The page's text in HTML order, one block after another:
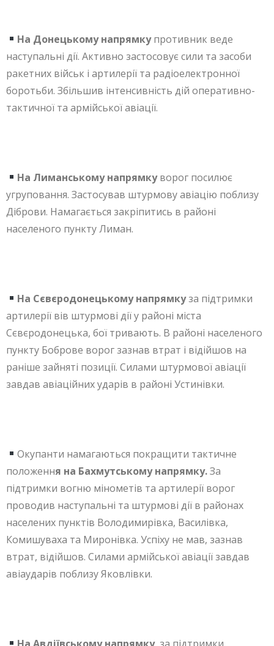
На Донецькому напрямкупротивник веде
наступальні дії. Активно застосовує сили та засоби
ракетних військ і артилерії та радіоелектронної
боротьби. Збільшив інтенсивність дій оперативно-
тактичної та армійської авіації.
На Лиманському напрямкуворог посилює
угруповання. Застосував штурмову авіацію поблизу
Діброви. Намагається закріпитись в районі
населеного пункту Лиман.
На Сєвєродонецькому напрямкуза підтримки
артилерії вів штурмові дії у районі міста
Сєвєродонецька, бої тривають. В районі населеного
пункту Боброве ворог зазнав втрат і відійшов на
раніше зайняті позиції. Силами штурмової авіації
завдав авіаційних ударів в районі Устинівки.
Окупанти намагаються покращити тактичне
положення на Бахмутському напрямку.За
підтримки вогню мінометів та артилерії ворог
проводив наступальні та штурмові дії в районах
населених пунктів Володимирівка, Василівка,
Комишуваха та Миронівка. Успіху не мав, зазнав
втрат, відійшов. Силами армійської авіації завдав
авіаударів поблизу Яковлівки.